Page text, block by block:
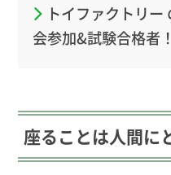
トイファクトリ
会参加&試験合格者！
座ることは人間に